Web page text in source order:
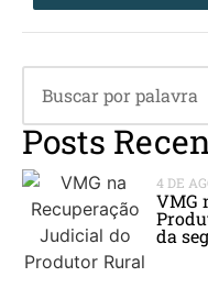
Posts
4 DE
VMG
da